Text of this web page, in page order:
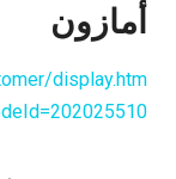
أمازون
display.htm